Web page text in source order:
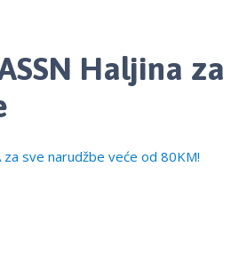
Haljina za
za sve narudžbe veće od 80KM!